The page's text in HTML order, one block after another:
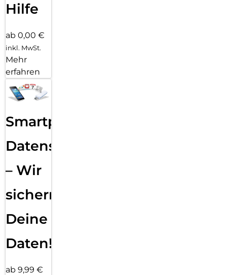
Hilfe
ab 0,00 €
inkl. MwSt.
Mehr
erfahren
Smartphone
Datensicherung
– Wir
sichern
Deine
Daten!
ab 9,99 €